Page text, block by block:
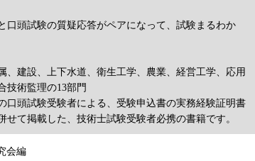
口頭試験の質疑応答がペアになって、試験まるわか
、建設、上下水道、衛生工学、農業、経営工学、応用
技術監理の13部門
口頭試験受験者による、受験申込書の実務経験証明書
せて掲載した、技術士試験受験者必携の書籍です。
会編